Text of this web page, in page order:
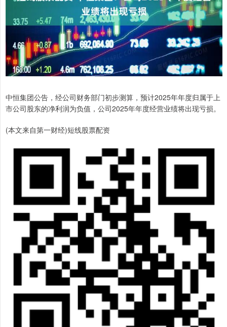
中恒集团公告，经公司财务部门初步测算，预计2025年年度归属于上
市公司股东的净利润为负值，公司2025年年度经营业绩将出现亏损。
(本文来自第一财经)短线股票配资